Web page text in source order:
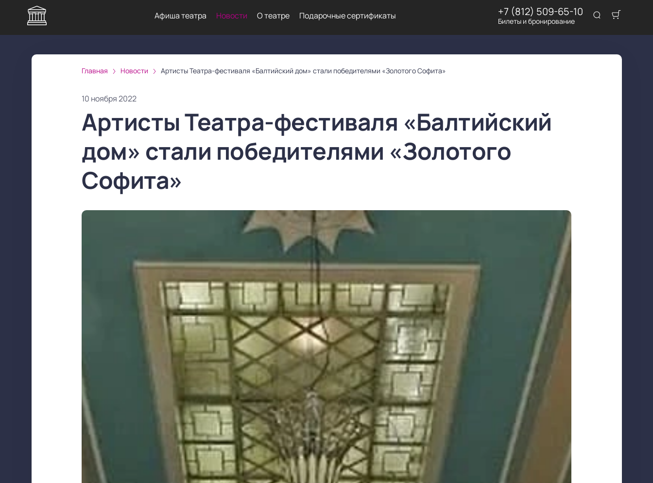
Афиша театра Новости О театре Подарочные сертификаты +7 (812) 509-65-10
Билеты и бронирование
Главная Новости Артисты Театра-фестиваля «Балтийский дом» стали победителями «Золотого Софита»
10 ноября 2022
Артисты Театра-фестиваля «Балтийский
дом» стали победителями «Золотого
Софита»